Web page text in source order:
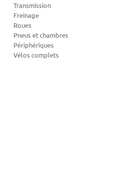
Transmission
Freinage
Roues
Pneus et chambres
Périphériques
Vélos complets